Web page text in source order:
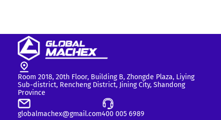
Room 2018, 20th Floor, Building B, Zhongde Plaza, Liying
Sub-district, Rencheng District, Jining City, Shandong
Province
globalmachex@gmail.com400 005 6989